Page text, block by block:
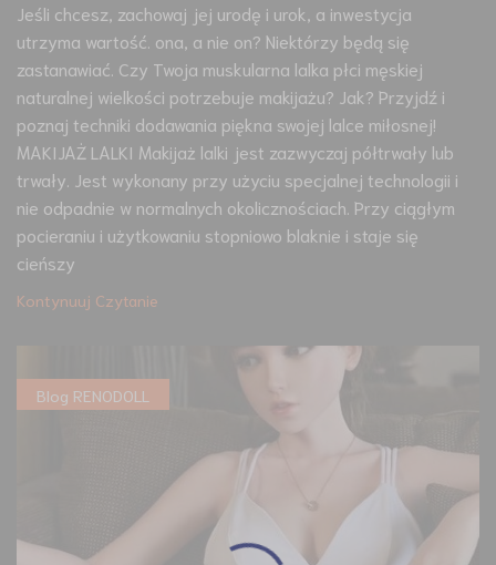
Jeśli chcesz, zachowaj jej urodę i urok, a inwestycja
utrzyma wartość. ona, a nie on? Niektórzy będą się
zastanawiać. Czy Twoja muskularna lalka płci męskiej
naturalnej wielkości potrzebuje makijażu? Jak? Przyjdź i
poznaj techniki dodawania piękna swojej lalce miłosnej!
MAKIJAŻ LALKI Makijaż lalki jest zazwyczaj półtrwały lub
trwały. Jest wykonany przy użyciu specjalnej technologii i
nie odpadnie w normalnych okolicznościach. Przy ciągłym
pocieraniu i użytkowaniu stopniowo blaknie i staje się
cieńszy
Kontynuuj Czytanie
Blog RENODOLL